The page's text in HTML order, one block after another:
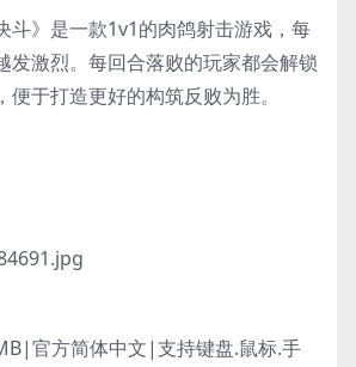
斗》是一款1v1的肉鸽射击游戏，每
发激烈。每回合落败的玩家都会解锁
于打造更好的构筑反败为胜。
官方简体中文|支持键盘.鼠标.手